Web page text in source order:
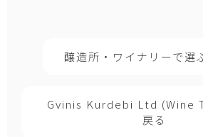
醸造所・ワイナリーで選
Gvinis Kurdebi Ltd (Wine
戻る